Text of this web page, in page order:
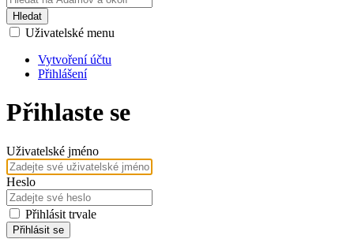
Hledat
Uživatelské menu
Vytvoření účtu
Přihlášení
Přihlaste se
Uživatelské jméno
Heslo
Přihlásit trvale
Přihlásit se